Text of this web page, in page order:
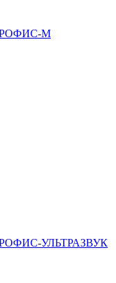
М
УЛЬТРАЗВУК